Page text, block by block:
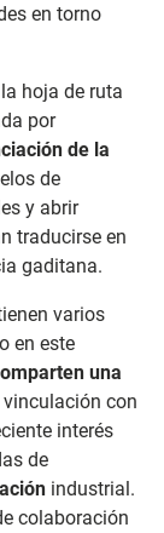
en torno
hoja de ruta
por
de la
de
y abrir
traducirse en
gaditana.
varios
en este
una
vinculación con
interés
de
industrial.
colaboración